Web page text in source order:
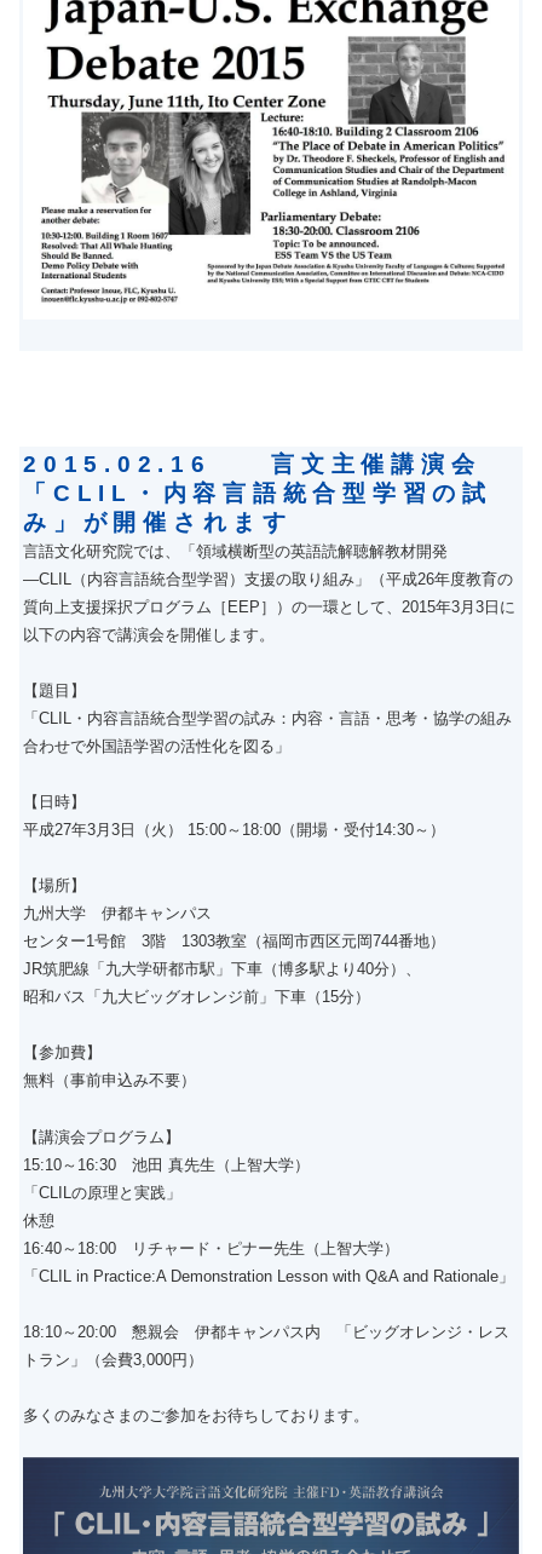
2015.02.16 言文主催講演会
「CLIL・内容言語統合型学習の試
み」が開催されます
言語文化研究院では、「領域横断型の英語読解聴解教材開発
―CLIL（内容言語統合型学習）支援の取り組み」（平成26年度教育の
質向上支援採択プログラム［EEP］）の一環として、2015年3月3日に
以下の内容で講演会を開催します。
【題目】
「CLIL・内容言語統合型学習の試み：内容・言語・思考・協学の組み
合わせで外国語学習の活性化を図る」
【日時】
平成27年3月3日（火） 15:00～18:00（開場・受付14:30～）
【場所】
九州大学 伊都キャンパス
センター1号館 3階 1303教室（福岡市西区元岡744番地）
JR筑肥線「九大学研都市駅」下車（博多駅より40分）、
昭和バス「九大ビッグオレンジ前」下車（15分）
【参加費】
無料（事前申込み不要）
【講演会プログラム】
15:10～16:30 池田 真先生（上智大学）
「CLILの原理と実践」
休憩
16:40～18:00 リチャード・ピナー先生（上智大学）
「CLIL in Practice:A Demonstration Lesson with Q&A and Rationale」
18:10～20:00 懇親会 伊都キャンパス内 「ビッグオレンジ・レス
トラン」（会費3,000円）
多くのみなさまのご参加をお待ちしております。